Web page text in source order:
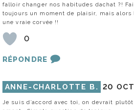
falloir changer nos habitudes dachat ?!
toujours un moment de plaisir, mais alors
une vraie corvée !!
0
RÉPONDRE
ANNE-CHARLOTTE B. 20
Je suis d’accord avec toi, on devrait